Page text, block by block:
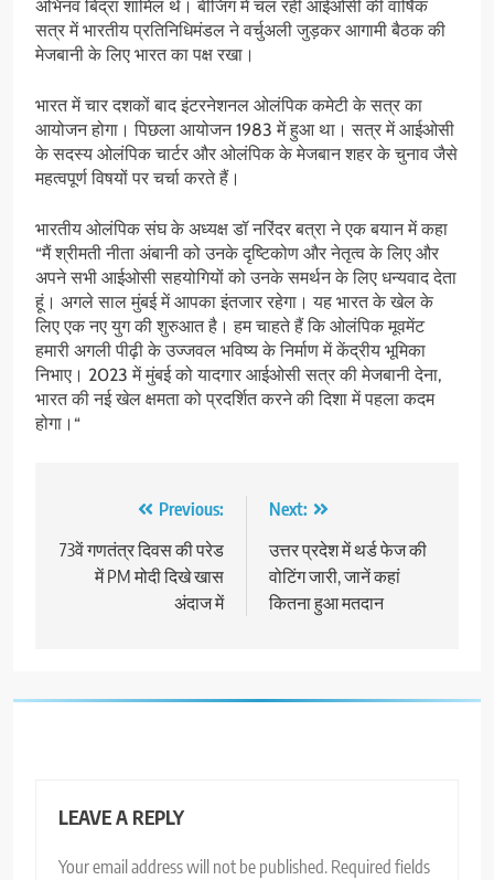
अभिनव बिंद्रा शामिल थे। बीजिंग में चल रही आईओसी की वार्षिक
सत्र में भारतीय प्रतिनिधिमंडल ने वर्चुअली जुड़कर आगामी बैठक की
मेजबानी के लिए भारत का पक्ष रखा।
भारत में चार दशकों बाद इंटरनेशनल ओलंपिक कमेटी के सत्र का
आयोजन होगा। पिछला आयोजन 1983 में हुआ था। सत्र में आईओसी
के सदस्य ओलंपिक चार्टर और ओलंपिक के मेजबान शहर के चुनाव जैसे
महत्वपूर्ण विषयों पर चर्चा करते हैं।
भारतीय ओलंपिक संघ के अध्यक्ष डॉ नरिंदर बत्रा ने एक बयान में कहा
“मैं श्रीमती नीता अंबानी को उनके दृष्टिकोण और नेतृत्व के लिए और
अपने सभी आईओसी सहयोगियों को उनके समर्थन के लिए धन्यवाद देता
हूं। अगले साल मुंबई में आपका इंतजार रहेगा। यह भारत के खेल के
लिए एक नए युग की शुरुआत है। हम चाहते हैं कि ओलंपिक मूवमेंट
हमारी अगली पीढ़ी के उज्जवल भविष्य के निर्माण में केंद्रीय भूमिका
निभाए। 2023 में मुंबई को यादगार आईओसी सत्र की मेजबानी देना,
भारत की नई खेल क्षमता को प्रदर्शित करने की दिशा में पहला कदम
होगा।“
navigation
Previous:
73वें गणतंत्र दिवस की परेड
में PM मोदी दिखे खास
अंदाज में
Next:
उत्तर प्रदेश में थर्ड फेज की
वोटिंग जारी, जानें कहां
कितना हुआ मतदान
LEAVE A REPLY
Your email address will not be published. Required fields